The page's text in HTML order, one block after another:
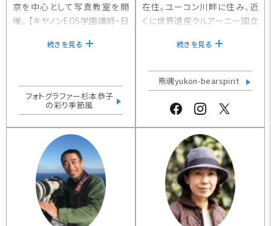
京を中心として写真教室を開
催。 【キヤノンEOS学園講師・日
協会会員、日本写真療法家協
続きを見る
フォトグラファー杉本恭子
の彩り季節風
在住。ユーコン川畔に住み、近
くに世界遺産クルアーニー国立
環境にて、極北の厳しい自然環
野生動物の姿を追い続けてい
る。元Foxfire Storeスタッフ。
続きを見る
熊魂yukon-bearspirit